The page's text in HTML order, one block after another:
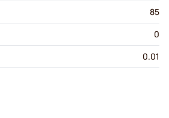
85
0
0.01